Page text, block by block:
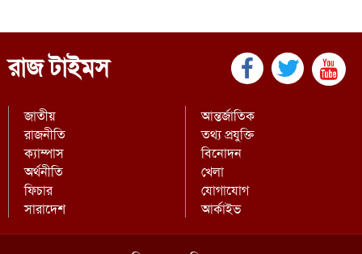
রাজ টাইমস
জাতীয়
রাজনীতি
আন্তর্জাতিক
তথ্য প্রযুক্তি
ক্যাম্পাস
অর্থনীতি
বিনোদন
খেলা
ফিচার
সারাদেশ
যোগাযোগ
আর্কাইভ